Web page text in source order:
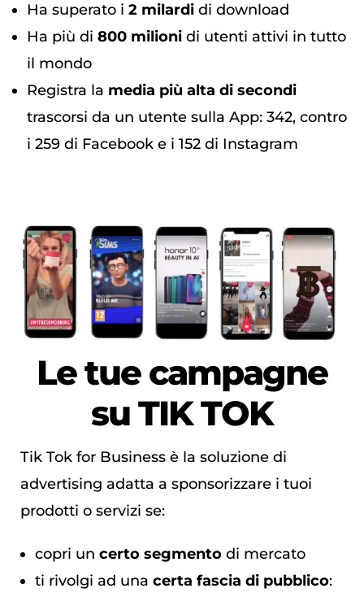
Ha superato i 2 milardi di download
Ha più di 800 milioni di utenti attivi in tutto
il mondo
Registra la media più alta di secondi
trascorsi da un utente sulla App: 342, contro
i 259 di Facebook e i 152 di Instagram
Le tue campagne
suTIK TOK
Tik Tok for Business è la soluzione di
advertising adatta a sponsorizzare i tuoi
prodotti o servizi se:
copri un certo segmento di mercato
ti rivolgi ad una certa fascia di pubblico: